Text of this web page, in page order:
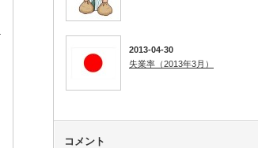
2013-04-30
失業率（2013年3月）
コメント